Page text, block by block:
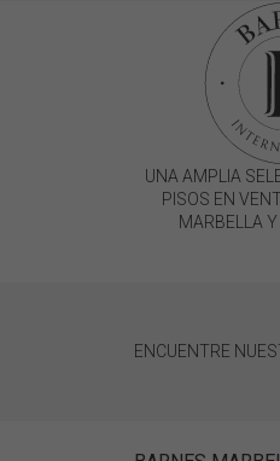
UNA AMPLIA
PISOS EN
MARBELLA
ENCUENTRE